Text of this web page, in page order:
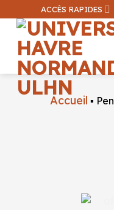
contenu
ACCÈS RAPIDES
Accueil ▪